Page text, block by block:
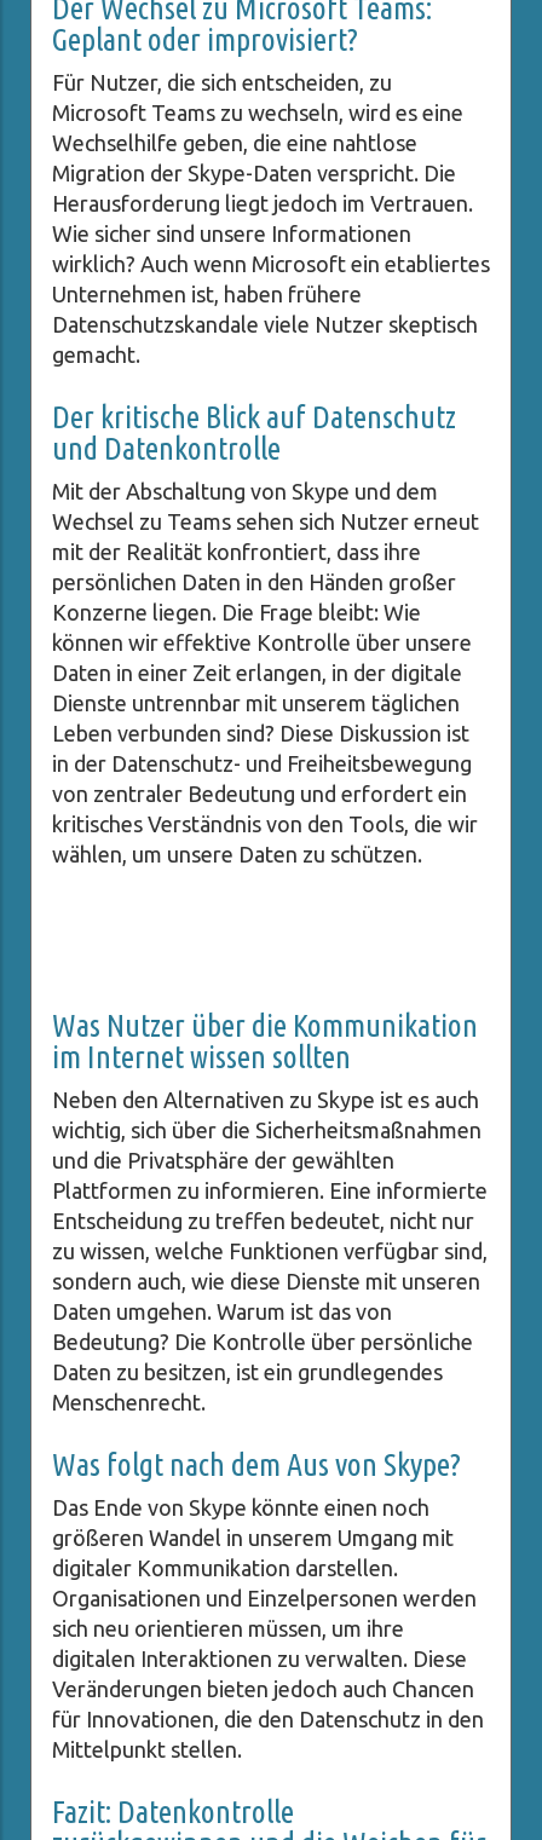
Der Wechsel zu Microsoft Teams:
Geplant oder improvisiert?
Für Nutzer, die sich entscheiden, zu
Microsoft Teams zu wechseln, wird es eine
Wechselhilfe geben, die eine nahtlose
Migration der Skype-Daten verspricht. Die
Herausforderung liegt jedoch im Vertrauen.
Wie sicher sind unsere Informationen
wirklich? Auch wenn Microsoft ein etabliertes
Unternehmen ist, haben frühere
Datenschutzskandale viele Nutzer skeptisch
gemacht.
Der kritische Blick auf Datenschutz
und Datenkontrolle
Mit der Abschaltung von Skype und dem
Wechsel zu Teams sehen sich Nutzer erneut
mit der Realität konfrontiert, dass ihre
persönlichen Daten in den Händen großer
Konzerne liegen. Die Frage bleibt: Wie
können wir effektive Kontrolle über unsere
Daten in einer Zeit erlangen, in der digitale
Dienste untrennbar mit unserem täglichen
Leben verbunden sind? Diese Diskussion ist
in der Datenschutz- und Freiheitsbewegung
von zentraler Bedeutung und erfordert ein
kritisches Verständnis von den Tools, die wir
wählen, um unsere Daten zu schützen.
Was Nutzer über die Kommunikation
im Internet wissen sollten
Neben den Alternativen zu Skype ist es auch
wichtig, sich über die Sicherheitsmaßnahmen
und die Privatsphäre der gewählten
Plattformen zu informieren. Eine informierte
Entscheidung zu treffen bedeutet, nicht nur
zu wissen, welche Funktionen verfügbar sind,
sondern auch, wie diese Dienste mit unseren
Daten umgehen. Warum ist das von
Bedeutung? Die Kontrolle über persönliche
Daten zu besitzen, ist ein grundlegendes
Menschenrecht.
Was folgt nach dem Aus von Skype?
Das Ende von Skype könnte einen noch
größeren Wandel in unserem Umgang mit
digitaler Kommunikation darstellen.
Organisationen und Einzelpersonen werden
sich neu orientieren müssen, um ihre
digitalen Interaktionen zu verwalten. Diese
Veränderungen bieten jedoch auch Chancen
für Innovationen, die den Datenschutz in den
Mittelpunkt stellen.
Fazit: Datenkontrolle